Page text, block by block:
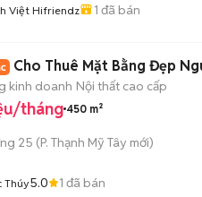
Việt Hifriendz 1 đã bán
Cho Thuê Mặt Bằng Đẹp
kinh doanh Nội thất cao cấp
tháng 450 m²
25 (P. Thạnh Mỹ Tây mới)
Thúy5.0 1 đã bán